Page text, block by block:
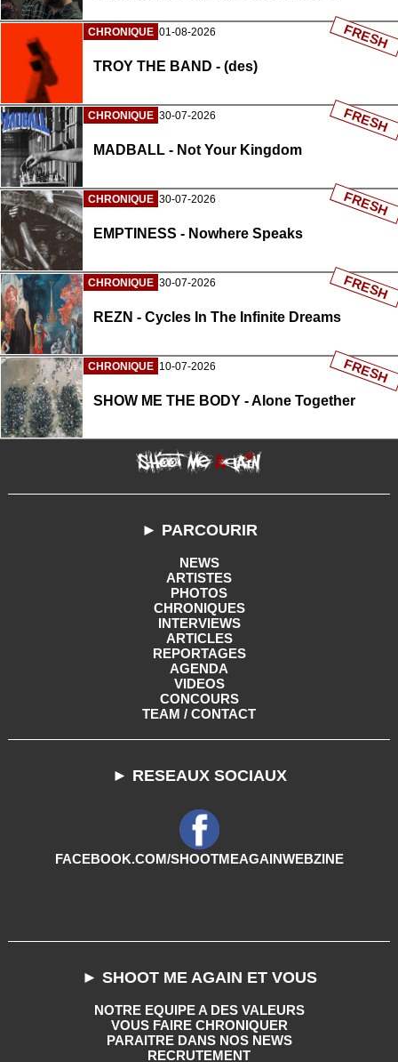
CHRONIQUE 01-08-2026
TROY THE BAND - (des)
FRESH
CHRONIQUE 30-07-2026
MADBALL - Not Your Kingdom
FRESH
CHRONIQUE 30-07-2026
EMPTINESS - Nowhere Speaks
FRESH
CHRONIQUE 30-07-2026
REZN - Cycles In The Infinite Dreams
FRESH
CHRONIQUE 10-07-2026
SHOW ME THE BODY - Alone Together
FRESH
► PARCOURIR
NEWS
ARTISTES
PHOTOS
CHRONIQUES
INTERVIEWS
ARTICLES
REPORTAGES
AGENDA
VIDEOS
CONCOURS
TEAM / CONTACT
► RESEAUX SOCIAUX
FACEBOOK.COM/SHOOTMEAGAINWEBZINE
► SHOOT ME AGAIN ET VOUS
NOTRE EQUIPE A DES VALEURS
VOUS FAIRE CHRONIQUER
PARAITRE DANS NOS NEWS
RECRUTEMENT